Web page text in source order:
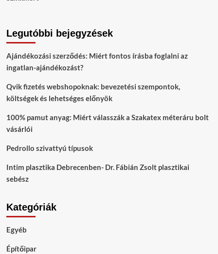
Legutóbbi bejegyzések
Ajándékozási szerződés: Miért fontos írásba foglalni az
ingatlan-ajándékozást?
Qvik fizetés webshopoknak: bevezetési szempontok,
költségek és lehetséges előnyök
100% pamut anyag: Miért válasszák a Szakatex méteráru bolt
vásárlói
Pedrollo szivattyú típusok
Intim plasztika Debrecenben- Dr. Fábián Zsolt plasztikai
sebész
Kategóriák
Egyéb
Építőipar